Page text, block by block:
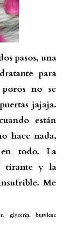
pasos, una
para
poros no se
jajaja.
están
hace nada,
todo. La
tirante y la
Me
glycerin, butylene